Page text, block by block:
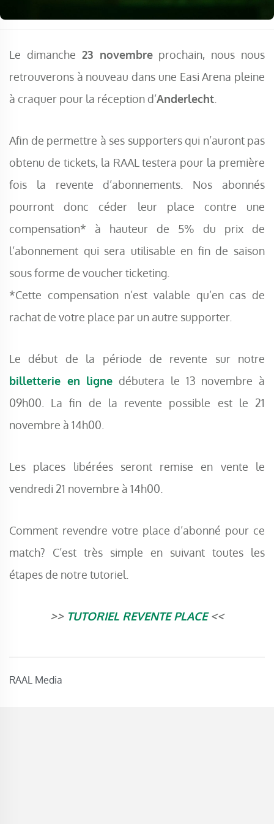
RAAL Media
Le dimanche 23 novembreprochain, nous nous
retrouverons à nouveau dans une Easi Arena pleine
à craquer pour la réception d’Anderlecht
Afin de permettre à ses supporters qui n’auront pas
obtenu de tickets, la RAAL testera pour la première
fois la revente d’abonnements. Nos abonnés
pourront donc céder leur place contre une
compensation* à hauteur de 5% du prix de
l’abonnement qui sera utilisable en fin de saison
sous forme de voucher ticketing.
*Cette compensation n’est valable qu’en cas de
rachat de votre place par un autre supporter.
Le début de la période de revente sur notre
billetterie en ligne débutera le 13 novembre à
09h00. La fin de la revente possible est le 21
novembre à 14h00.
Les places libérées seront remise en vente le
vendredi 21 novembre à 14h00.
Comment revendre votre place d’abonné pour ce
match? C’est très simple en suivant toutes les
étapes de notre tutoriel.
>> TUTORIEL REVENTE PLACE<<